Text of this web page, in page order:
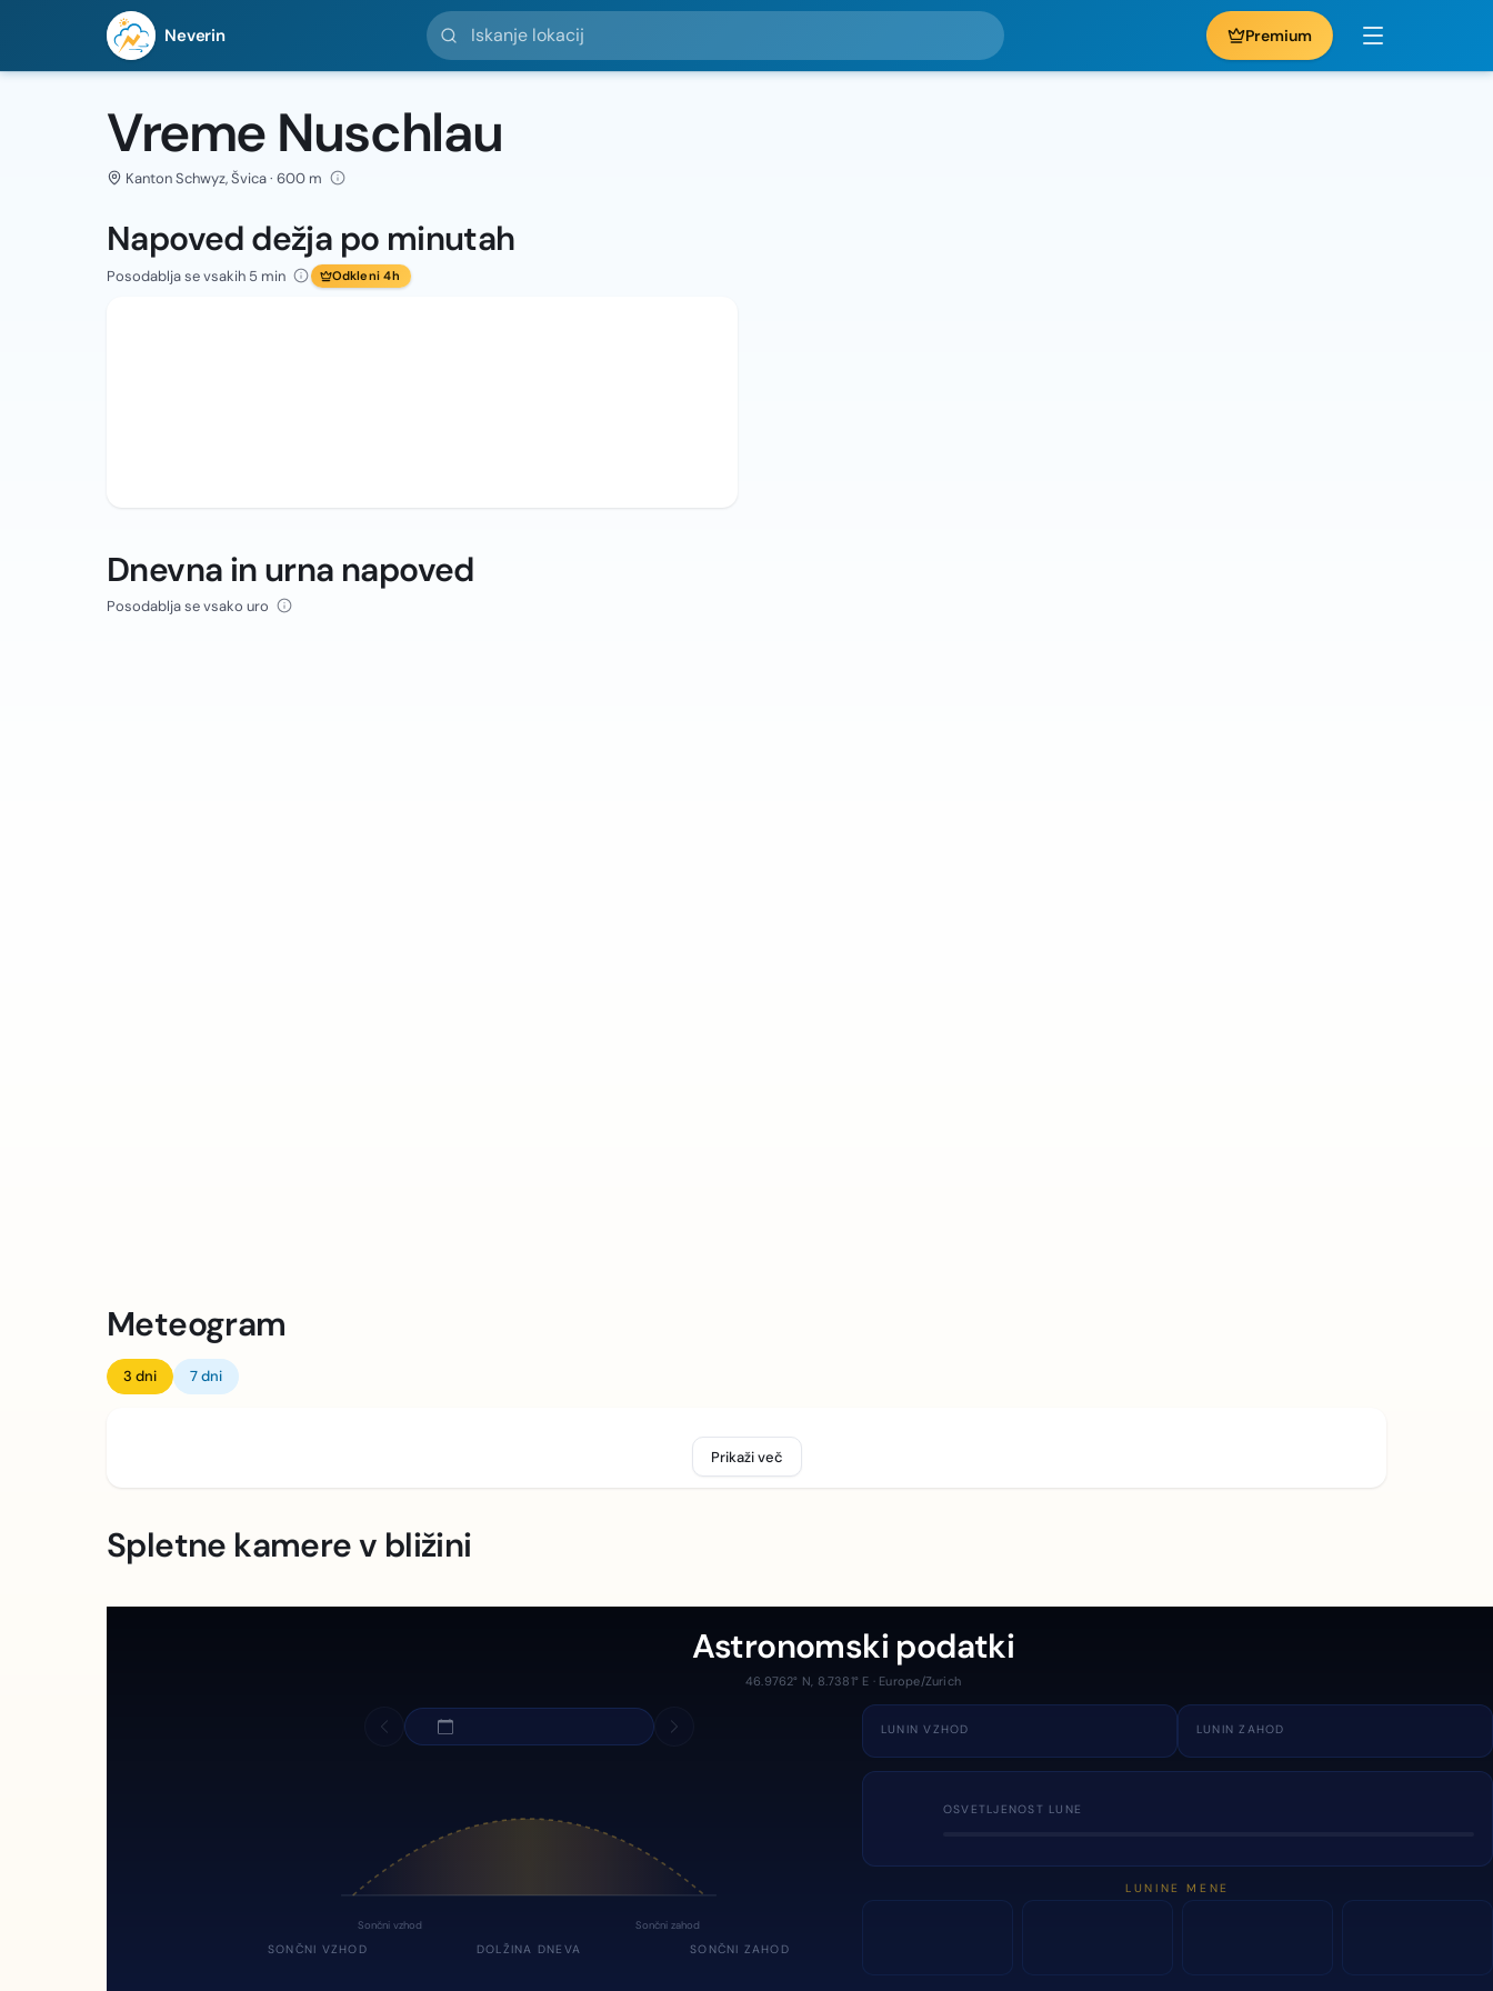
Neverin
Iskanje lokacij
Premium
Vreme Nuschlau
Kanton Schwyz, Švica · 600 m
Napoved dežja po minutah
Posodablja se vsakih 5 min Odkleni 4h
Dnevna in urna napoved
Posodablja se vsako uro
Meteogram
3 dni 7 dni
Prikaži več
Spletne kamere v bližini
Astronomski podatki
46.9762° N, 8.7381° E · Europe/Zurich
Sončni vzhod Sončni zahod
SONČNI VZHOD DOLŽINA DNEVA SONČNI ZAHOD
LUNIN VZHOD LUNIN ZAHOD
OSVETLJENOST LUNE
LUNINE MENE